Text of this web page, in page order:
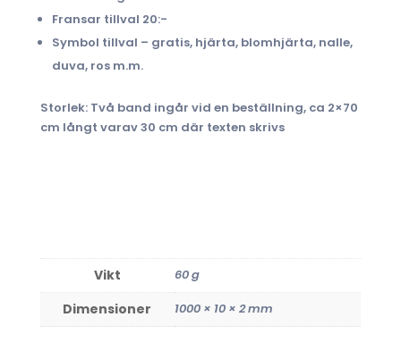
Fransar tillval 20:-
Symbol tillval – gratis, hjärta, blomhjärta, nalle,
duva, ros m.m.
Storlek: Två band ingår vid en beställning, ca 2×70
cm långt varav 30 cm där texten skrivs
Vikt 60 g
Dimensioner 1000 × 10 × 2 mm